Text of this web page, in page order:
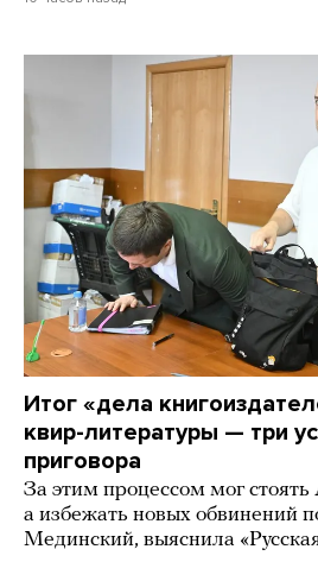
Итог «дела
квир-литературы — три
приговора
За этим процессом мог
а избежать новых обвинений
Мединский, выяснила